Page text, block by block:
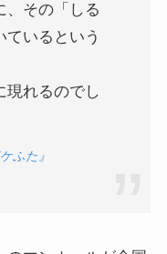
、その「しる
ているという
現れるのでし
ふた』